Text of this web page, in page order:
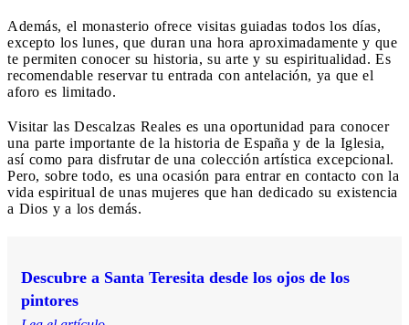
Además, el monasterio ofrece visitas guiadas todos los días,
excepto los lunes, que duran una hora aproximadamente y que
te permiten conocer su historia, su arte y su espiritualidad. Es
recomendable reservar tu entrada con antelación, ya que el
aforo es limitado.
Visitar las Descalzas Reales es una oportunidad para conocer
una parte importante de la historia de España y de la Iglesia,
así como para disfrutar de una colección artística excepcional.
Pero, sobre todo, es una ocasión para entrar en contacto con la
vida espiritual de unas mujeres que han dedicado su existencia
a Dios y a los demás.
Descubre a Santa Teresita desde los ojos de los
pintores